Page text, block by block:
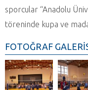
sporcular “Anadolu
töreninde kupa ve
FOTOĞRAF